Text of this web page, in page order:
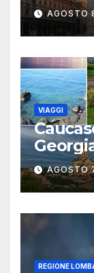
VIAGGI
REGIONE